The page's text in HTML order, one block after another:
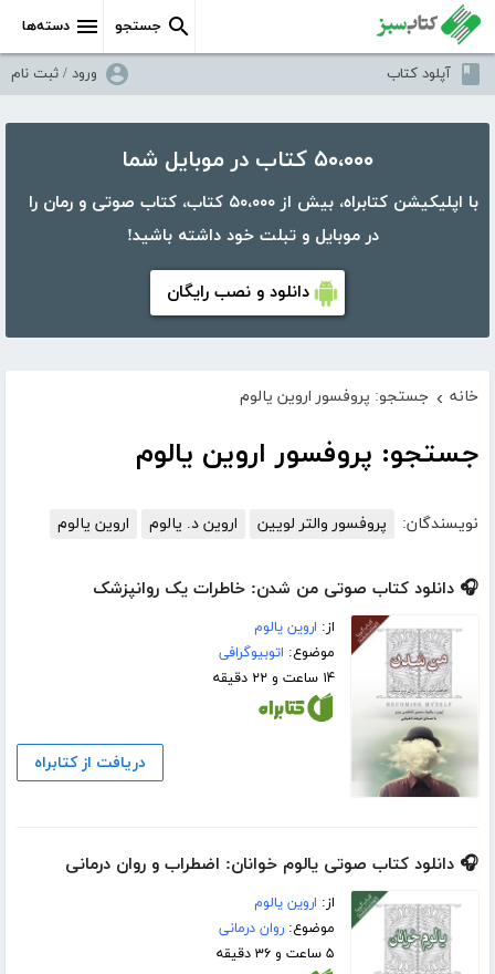
دسته‌ها جستجو
آپلود کتاب ورود / ثبت نام
۵۰،۰۰۰ کتاب در موبایل شما
با اپلیکیشن کتابراه، بیش از ۵۰،۰۰۰ کتاب، کتاب صوتی و رمان را
در موبایل و تبلت خود داشته باشید!
دانلود و نصب رایگان
خانه › جستجو: پروفسور اروین یالوم
جستجو: پروفسور اروین یالوم
نویسندگان: پروفسور والتر لویین اروین د. یالوم اروین یالوم
🎧 دانلود کتاب صوتی من شدن: خاطرات یک روانپزشک
از: اروین یالوم
موضوع: اتوبیوگرافی
۱۴ ساعت و ۲۲ دقیقه
دریافت از کتابراه
🎧 دانلود کتاب صوتی یالوم خوانان: اضطراب و روان درمانی
از: اروین یالوم
موضوع:روان درمانی
۵ ساعت و ۳۶ دقیقه